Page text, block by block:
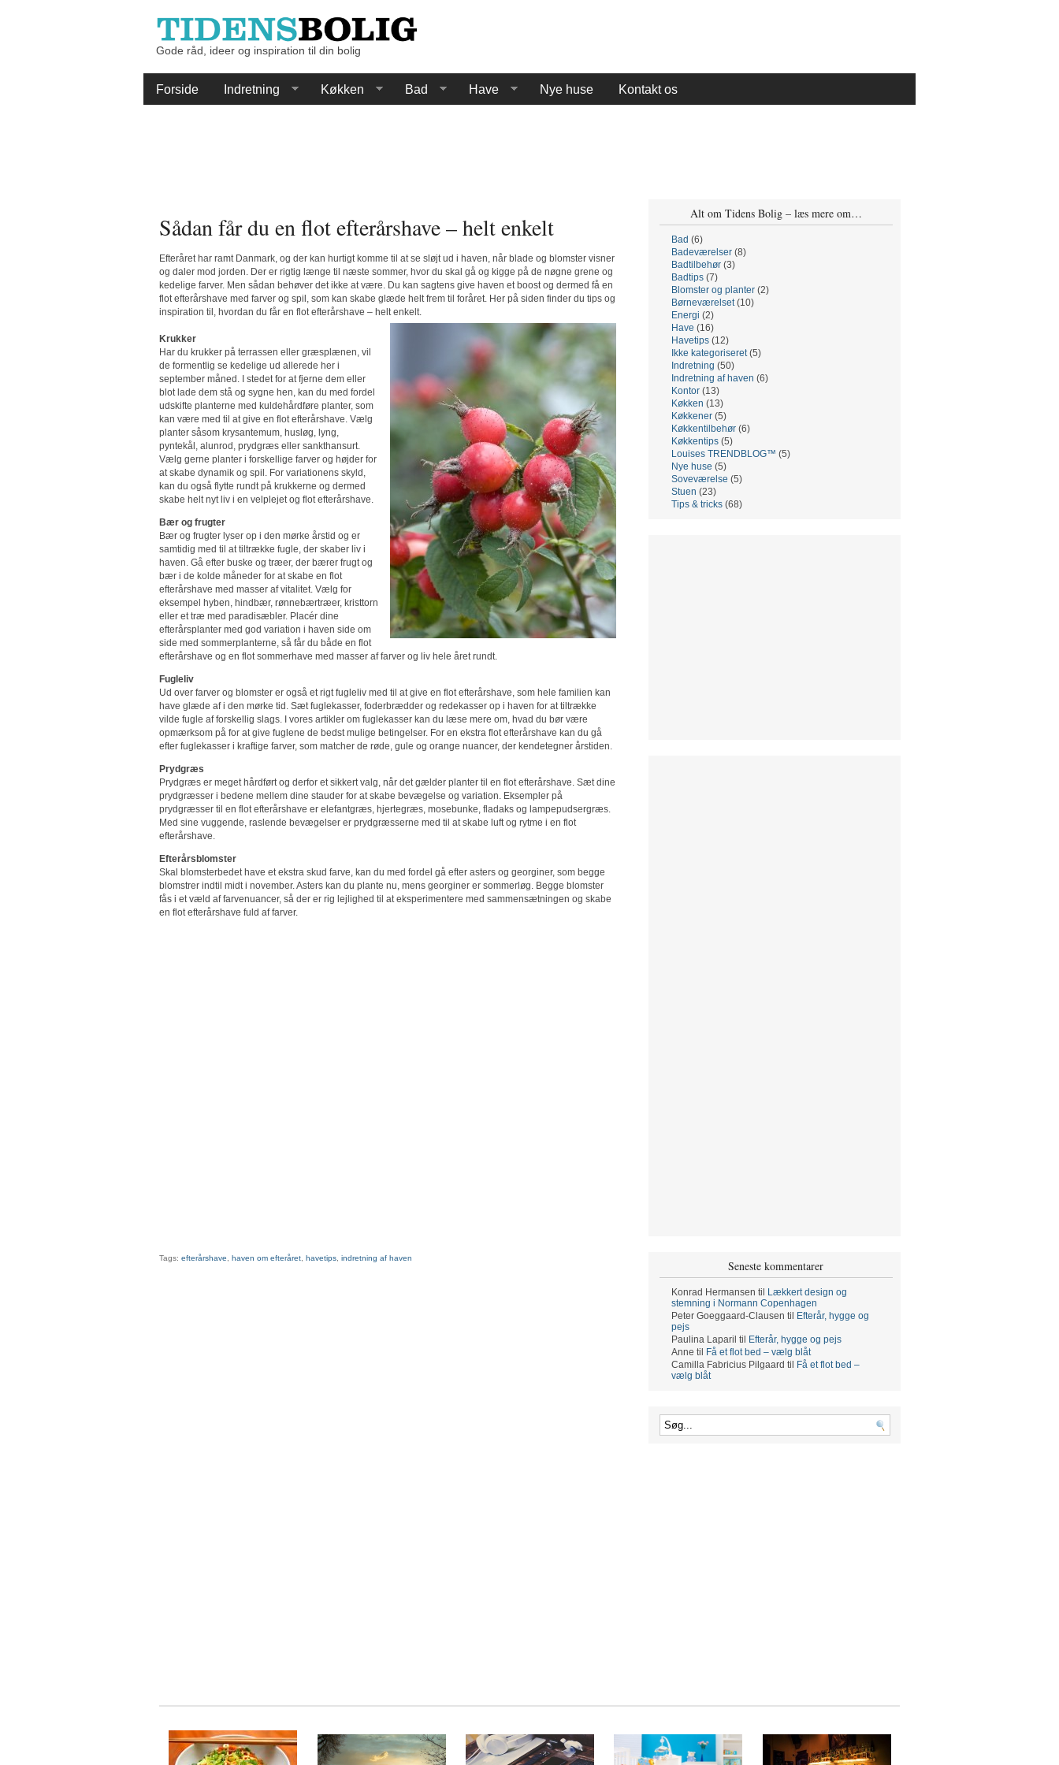
Gode råd, ideer og inspiration til din bolig
Forside Indretning Køkken Bad Have Nye huse Kontakt os
Sådan får du en flot efterårshave – helt enkelt
Efteråret har ramt Danmark, og der kan hurtigt komme til at se sløjt ud i haven, når blade og blomster visner
og daler mod jorden. Der er rigtig længe til næste sommer, hvor du skal gå og kigge på de nøgne grene og
kedelige farver. Men sådan behøver det ikke at være. Du kan sagtens give haven et boost og dermed få en
flot efterårshave med farver og spil, som kan skabe glæde helt frem til foråret. Her på siden finder du tips og
inspiration til, hvordan du får en flot efterårshave – helt enkelt.
Krukker
Har du krukker på terrassen eller græsplænen, vil
de formentlig se kedelige ud allerede her i
september måned. I stedet for at fjerne dem eller
blot lade dem stå og sygne hen, kan du med fordel
udskifte planterne med kuldehårdføre planter, som
kan være med til at give en flot efterårshave. Vælg
planter såsom krysantemum, husløg, lyng,
pyntekål, alunrod, prydgræs eller sankthansurt.
Vælg gerne planter i forskellige farver og højder for
at skabe dynamik og spil. For variationens skyld,
kan du også flytte rundt på krukkerne og dermed
skabe helt nyt liv i en velplejet og flot efterårshave.
Bær og frugter
Bær og frugter lyser op i den mørke årstid og er
samtidig med til at tiltrække fugle, der skaber liv i
haven. Gå efter buske og træer, der bærer frugt og
bær i de kolde måneder for at skabe en flot
efterårshave med masser af vitalitet. Vælg for
eksempel hyben, hindbær, rønnebærtræer, kristtorn
eller et træ med paradisæbler. Placér dine
efterårsplanter med god variation i haven side om
side med sommerplanterne, så får du både en flot
efterårshave og en flot sommerhave med masser af farver og liv hele året rundt.
Fugleliv
Ud over farver og blomster er også et rigt fugleliv med til at give en flot efterårshave, som hele familien kan
have glæde af i den mørke tid. Sæt fuglekasser, foderbrædder og redekasser op i haven for at tiltrække
vilde fugle af forskellig slags. I vores artikler om fuglekasser kan du læse mere om, hvad du bør være
opmærksom på for at give fuglene de bedst mulige betingelser. For en ekstra flot efterårshave kan du gå
efter fuglekasser i kraftige farver, som matcher de røde, gule og orange nuancer, der kendetegner årstiden.
Prydgræs
Prydgræs er meget hårdført og derfor et sikkert valg, når det gælder planter til en flot efterårshave. Sæt dine
prydgræsser i bedene mellem dine stauder for at skabe bevægelse og variation. Eksempler på
prydgræsser til en flot efterårshave er elefantgræs, hjertegræs, mosebunke, fladaks og lampepudsergræs.
Med sine vuggende, raslende bevægelser er prydgræsserne med til at skabe luft og rytme i en flot
efterårshave.
Efterårsblomster
Skal blomsterbedet have et ekstra skud farve, kan du med fordel gå efter asters og georginer, som begge
blomstrer indtil midt i november. Asters kan du plante nu, mens georginer er sommerløg. Begge blomster
fås i et væld af farvenuancer, så der er rig lejlighed til at eksperimentere med sammensætningen og skabe
en flot efterårshave fuld af farver.
Tags: efterårshave haven om efteråret, havetips, indretning af haven
Alt om Tidens Bolig – læs mere om…
Bad (6)
Badeværelser(8)
Badtilbehør(3)
Badtips(7)
Blomster og planter(2)
Børneværelset(10)
Energi (2)
Have (16)
Havetips(12)
Ikke kategoriseret(5)
Indretning (50)
Indretning af haven (6)
Kontor(13)
Køkken (13)
Køkkener(5)
Køkkentilbehør(6)
Køkkentips(5)
Louises TRENDBLOG™ (5)
Nye huse (5)
Soveværelse (5)
Stuen (23)
Tips & tricks(68)
Seneste kommentarer
Konrad Hermansen til
Lækkert design og
stemning i Normann Copenhagen
Peter Goeggaard-Clausen til
Efterår, hygge og
pejs
Paulina Laparil til
Efterår, hygge og pejs
Anne til
Få et flot bed – vælg blåt
Camilla Fabricius Pilgaard til
Få et flot bed –
vælg blåt